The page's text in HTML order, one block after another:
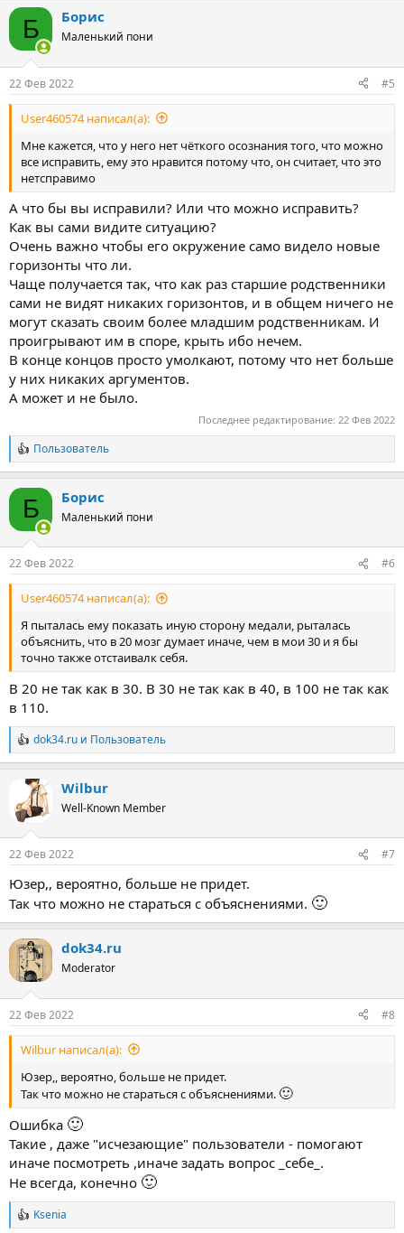
и
Б Борис
Маленький пони
22 Фев 2022 #5
User460574 написал(а):
Мне кажется, что у него нет чёткого осознания того, что можно
все исправить, ему это нравится потому что, он считает, что это
нетсправимо
А что бы вы исправили? Или что можно исправить?
Как вы сами видите ситуацию?
Очень важно чтобы его окружение само видело новые
горизонты что ли.
Чаще получается так, что как раз старшие родственники
сами не видят никаких горизонтов, и в общем ничего не
могут сказать своим более младшим родственникам. И
проигрывают им в споре, крыть ибо нечем.
В конце концов просто умолкают, потому что нет больше
у них никаких аргументов.
А может и не было.
Последнее редактирование: 22 Фев 2022
Р
е
и
Пользователь
Б Борис
Маленький пони
22 Фев 2022 #6
User460574 написал(а):
Я пыталась ему показать иную сторону медали, рыталась
объяснить, что в 20 мозг думает иначе, чем в мои 30 и я бы
точно также отстаивалк себя.
В 20 не так как в 30. В 30 не так как в 40, в 100 не так как
в 110.
Р
е
ц
и
dok34.ru и Пользователь
Wilbur
Well-Known Member
22 Фев 2022 #7
Юзер,, вероятно, больше не придет.
Так что можно не стараться с объяснениями. 🙂
dok34.ru
Moderator
22 Фев 2022 #8
Wilbur написал(а):
Юзер,, вероятно, больше не придет.
Так что можно не стараться с объяснениями. 🙂
Ошибка 🙂
Такие , даже "исчезающие" пользователи - помогают
иначе посмотреть ,иначе задать вопрос _себе_.
Не всегда, конечно 🙂
Р
Ksenia